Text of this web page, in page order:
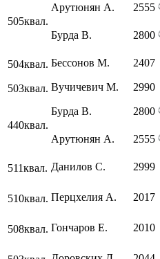
505квал.
Арутюнян А. 2555
Бурда В. 2800
504квал. Бессонов М. 2407
503квал. Вучичевич М. 2990
440квал.
Бурда В. 2800
Арутюнян А. 2555
511квал. Данилов С. 2999
510квал. Перцхелия А. 2017
508квал. Гончаров Е. 2010